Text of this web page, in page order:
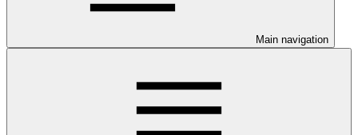
Main navigation